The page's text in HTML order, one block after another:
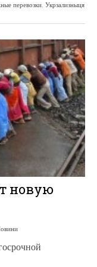
перевозки Укрзализныця
новую